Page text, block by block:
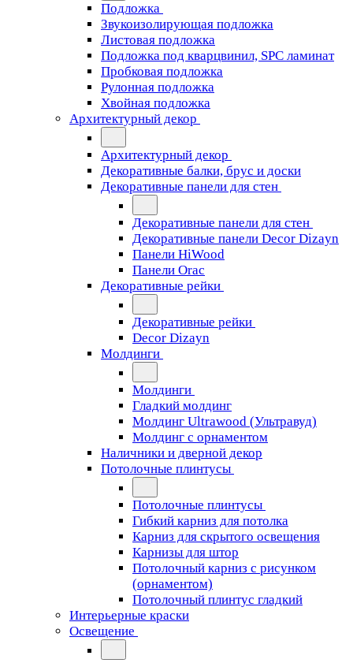
Подложка
Звукоизолирующая подложка
Листовая подложка
Подложка под кварцвинил, SPC ламинат
Пробковая подложка
Рулонная подложка
Хвойная подложка
Архитектурный декор
Архитектурный декор
Декоративные балки, брус и доски
Декоративные панели для стен
Декоративные панели для стен
Декоративные панели Decor Dizayn
Панели HiWood
Панели Orac
Декоративные рейки
Декоративные рейки
Decor Dizayn
Молдинги
Молдинги
Гладкий молдинг
Молдинг Ultrawood (Ультравуд)
Молдинг с орнаментом
Наличники и дверной декор
Потолочные плинтусы
Потолочные плинтусы
Гибкий карниз для потолка
Карниз для скрытого освещения
Карнизы для штор
Потолочный карниз с рисунком
(орнаментом)
Потолочный плинтус гладкий
Интерьерные краски
Освещение